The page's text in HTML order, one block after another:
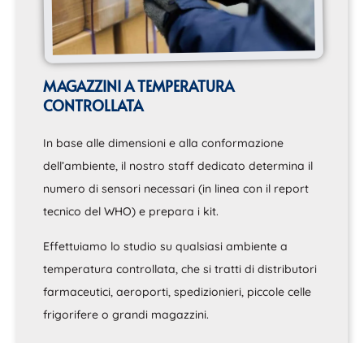
MAGAZZINI A TEMPERATURA
CONTROLLATA
In base alle dimensioni e alla conformazione
dell’ambiente, il nostro staff dedicato determina il
numero di sensori necessari (in linea con il report
tecnico del WHO) e prepara i kit.
Effettuiamo lo studio su qualsiasi ambiente a
temperatura controllata, che si tratti di distributori
farmaceutici, aeroporti, spedizionieri, piccole celle
frigorifere o grandi magazzini.